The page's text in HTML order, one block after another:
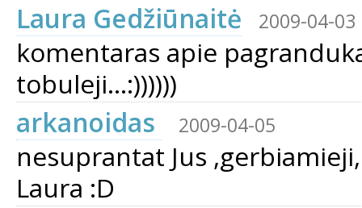
Laura Gedžiūnaitė
2009-04-03
komentaras apie
tobuleji...:))))))
arkanoidas
2009-04-05
nesuprantat Jus
Laura :D